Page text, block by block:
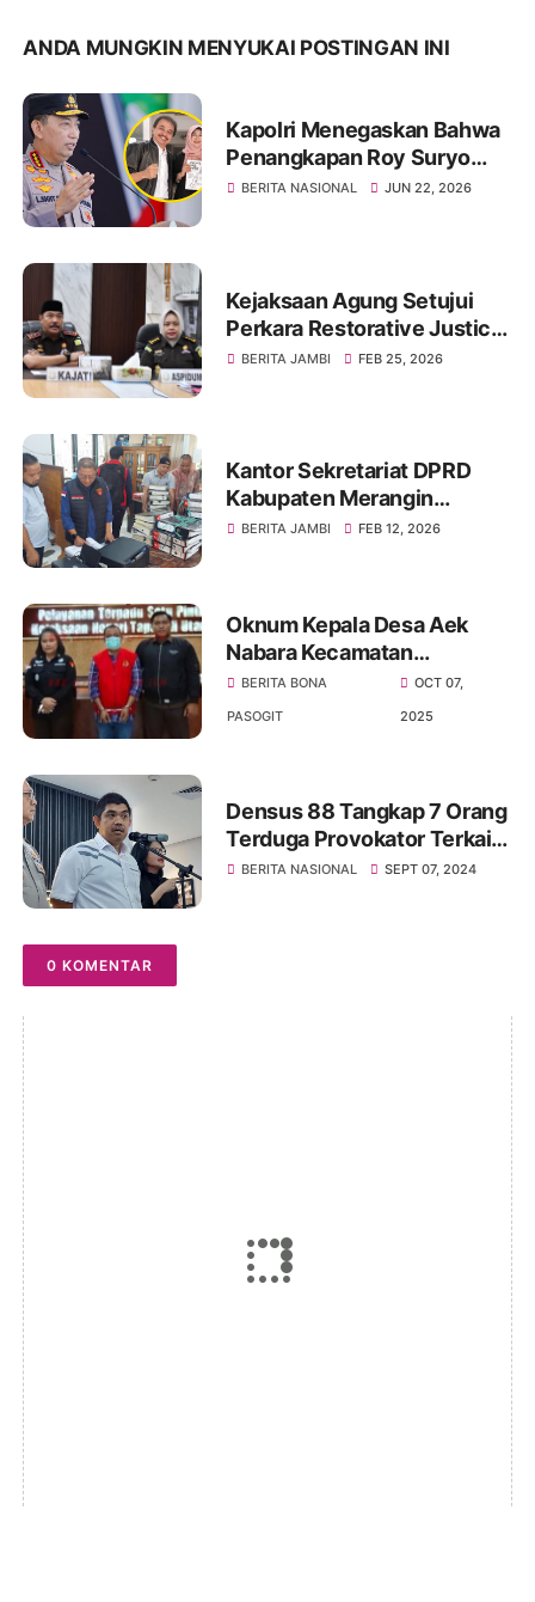
ANDA MUNGKIN MENYUKAI POSTINGAN INI
Kapolri Menegaskan Bahwa
Penangkapan Roy Suryo
Dan dr Tifa Dilakukan Sesuai
BERITA NASIONAL JUN 22, 2026
Kejaksaan Agung Setujui
Perkara Restorative Justice
Dari Kejati Jambi
BERITA JAMBI FEB 25, 2026
Kantor Sekretariat DPRD
Kabupaten Merangin
Digeledah Kejati Jambi Dan
BERITA JAMBI FEB 12, 2026
Oknum Kepala Desa Aek
Nabara Kecamatan
Simangumban Tapanuli
Utara Ditahan Korupsi Dana
BERITA BONA
PASOGIT
OCT 07,
2025
Densus 88 Tangkap 7 Orang
Terduga Provokator Terkait
Kedatangan Paus
BERITA NASIONAL SEPT 07, 2024
0 KOMENTAR